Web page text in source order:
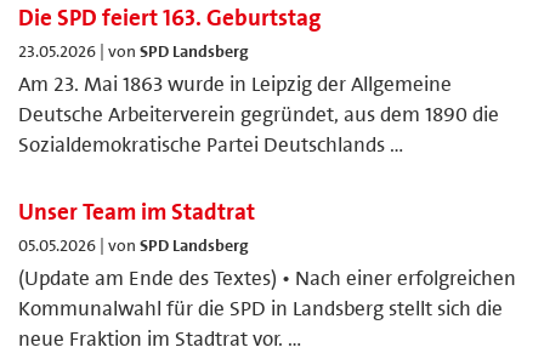
Die SPD feiert 163. Geburtstag
23.05.2026 | von SPD Landsberg
Am 23. Mai 1863 wurde in Leipzig der Allgemeine
Deutsche Arbeiterverein gegründet, aus dem 1890 die
Sozialdemokratische Partei Deutschlands …
Unser Team im Stadtrat
05.05.2026 | von SPD Landsberg
(Update am Ende des Textes) • Nach einer erfolgreichen
Kommunalwahl für die SPD in Landsberg stellt sich die
neue Fraktion im Stadtrat vor. …